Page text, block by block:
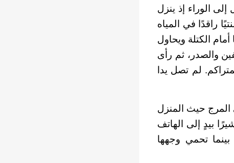
الوراء إذ ينزل
راقدًا في المياه
الكتلة ويحاول
والصدر، ثم رأى
لم تصل يدا
حيث المنزل
بيدٍ إلى الهاتف
بينما تحمي وجهها